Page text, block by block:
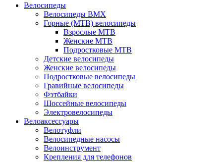
Велосипеды
Велосипеды BMX
Горные (MTB) велосипеды
Взрослые MTB
Женские MTB
Подростковые MTB
Детские велосипеды
Женские велосипеды
Подростковые велосипеды
Гравийные велосипеды
Фэтбайки
Шоссейные велосипеды
Электровелосипеды
Велоаксессуары
Велотуфли
Велосипедные насосы
Велоинструмент
Крепления для телефонов